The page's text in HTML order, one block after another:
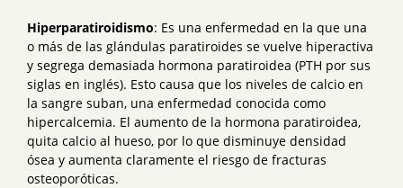
Hiperparatiroidismo: Es una enfermedad en la que una
o más de las glándulas paratiroides se vuelve hiperactiva
y segrega demasiada hormona paratiroidea (PTH por sus
siglas en inglés). Esto causa que los niveles de calcio en
la sangre suban, una enfermedad conocida como
hipercalcemia. El aumento de la hormona paratiroidea,
quita calcio al hueso, por lo que disminuye densidad
ósea y aumenta claramente el riesgo de fracturas
osteoporóticas.